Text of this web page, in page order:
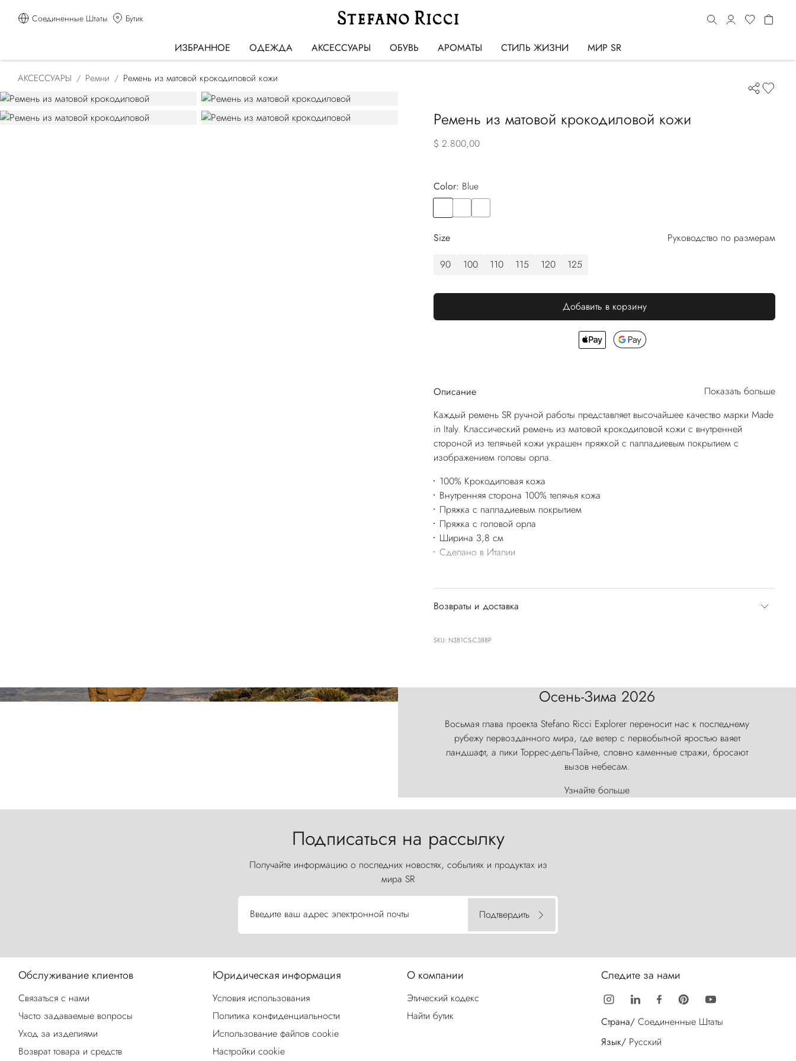
Соединенные Штаты Бутик
ИЗБРАННОЕ ОДЕЖДА АКСЕССУАРЫ ОБУВЬ АРОМАТЫ СТИЛЬ ЖИЗНИ МИР SR
АКСЕССУАРЫ Ремни Ремень из матовой крокодиловой кожи
Ремень из матовой крокодиловой кожи
$ 2.800,00
Color:
blue
Size
Руководство по размерам
90
100 110 115 120 125
Добавить в корзину
Описание
Показать больше
Каждый ремень SR ручной работы представляет высочайшее качество марки Made
in Italy. Классический ремень из матовой крокодиловой кожи с внутренней
стороной из телячьей кожи украшен пряжкой с палладиевым покрытием с
изображением головы орла.
100% Крокодиловая кожа
Внутренняя сторона 100% телячья кожа
Пряжка с палладиевым покрытием
Пряжка с головой орла
Ширина 3,8 см
Сделано в Италии
Возвраты и доставка
SKU: N381CS-C388P
Осень-Зима 2026
Восьмая глава проекта Stefano Ricci Explorer переносит нас к последнему
рубежу первозданного мира, где ветер с первобытной яростью ваяет
ландшафт, а пики Торрес-дель-Пайне, словно каменные стражи, бросают
вызов небесам.
Узнайте больше
Подписаться на рассылку
Получайте информацию о последних новостях, событиях и продуктах из
мира SR
Введите ваш адрес электронной почты Подтвердить
Обслуживание клиентов
Связаться с нами
Часто задаваемые вопросы
Уход за изделиями
Возврат товара и средств
Юридическая информация
Условия использования
Политика конфиденциальности
Использование файлов cookie
Настройки cookie
О компании
Этический кодекс
Найти бутик
Следите за нами
Страна/ Соединенные Штаты
Язык/ Русский